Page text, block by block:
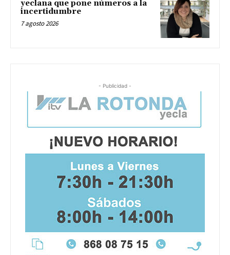
yeclana que pone números a la
incertidumbre
7 agosto 2026
- Publicidad -